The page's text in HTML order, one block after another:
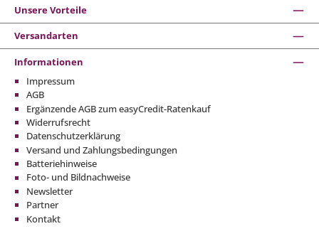
Unsere Vorteile
Versandarten
Informationen
Impressum
AGB
Ergänzende AGB zum easyCredit-Ratenkauf
Widerrufsrecht
Datenschutzerklärung
Versand und Zahlungsbedingungen
Batteriehinweise
Foto- und Bildnachweise
Newsletter
Partner
Kontakt